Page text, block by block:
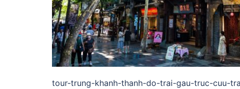
tour-trung-khanh-thanh-do-trai-gau-truc-cuu-